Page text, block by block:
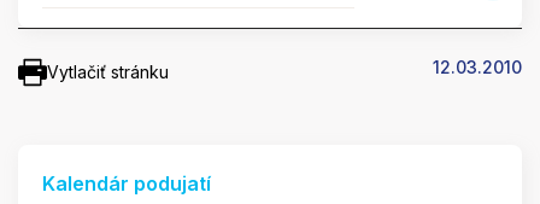
Vytlačiť stránku 12.03.2010
Kalendár podujatí